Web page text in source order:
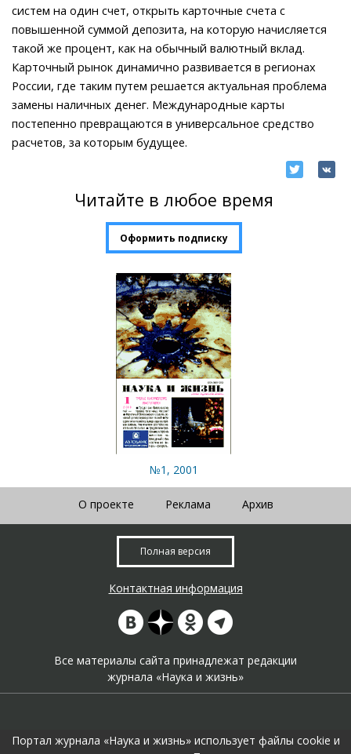
систем на один счет, открыть карточные счета с
повышенной суммой депозита, на которую начисляется
такой же процент, как на обычный валютный вклад.
Карточный рынок динамично развивается в регионах
России, где таким путем решается актуальная проблема
замены наличных денег. Международные карты
постепенно превращаются в универсальное средство
расчетов, за которым будущее.
Читайте в любое время
Оформить подписку
№1, 2001
О проекте Реклама Архив
Полная версия
Контактная информация
Все материалы сайта принадлежат редакции
журнала «Наука и жизнь»
Портал журнала «Наука и жизнь» использует файлы cookie и